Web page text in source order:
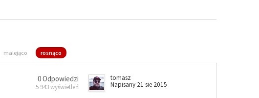
malejąco rosnąco
0 Odpowiedzi
5 943 wyświetleń
tomasz
Napisany 21 sie 2015